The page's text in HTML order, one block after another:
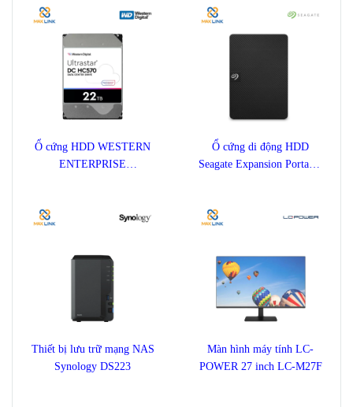
Ổ cứng HDD WESTERN
ENTERPRISE
Ổ cứng di động HDD
Seagate Expansion Portable
Thiết bị lưu trữ mạng NAS
Synology DS223
Màn hình máy tính LC-
POWER 27 inch LC-M27F